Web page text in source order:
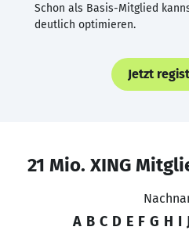
Schon als Basis-Mitglied
deutlich optimieren.
Jetzt
21 Mio. XING
A B C D E F G H I